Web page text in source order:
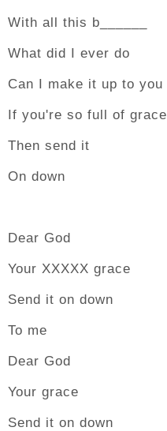
With all this b______
What did I ever do
Can I make it up to you
If you're so full of grace
Then send it
On down
Dear God
Your XXXXX grace
Send it on down
To me
Dear God
Your grace
Send it on down